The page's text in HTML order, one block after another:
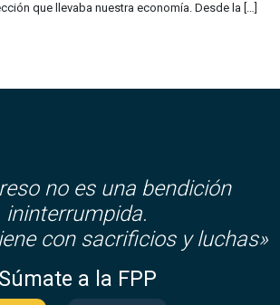
que llevaba nuestra economía. Desde la […]
no es una bendición
ininterrumpida.
con sacrificios y luchas»
Súmate a la FPP